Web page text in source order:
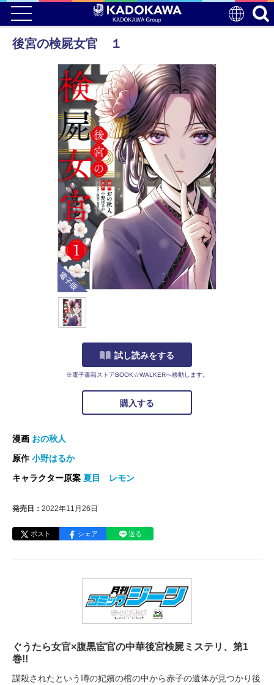
後宮の検屍女官 １
電子版
試し読みをする
※電子書籍ストアBOOK☆WALKERへ移動します。
購入する
漫画 おの秋人
原作小野はるか
キャラクター原案 夏目 レモン
発売日： 2022年11月26日
ポスト シェア 送る
ぐうたら女官×腹黒宦官の中華後宮検屍ミステリ、第1
巻!!
謀殺されたという噂の妃嬪の棺の中から赤子の遺体が見つかり後